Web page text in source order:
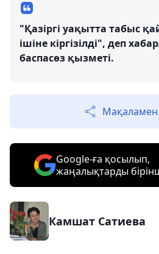
"Қазіргі уақытта табыс
ішіне кіргізілді", деп
баспасөз қызметі.
Мақаламен
Google-ға қосылып,
жаңалықтарды
Камшат Сатиева